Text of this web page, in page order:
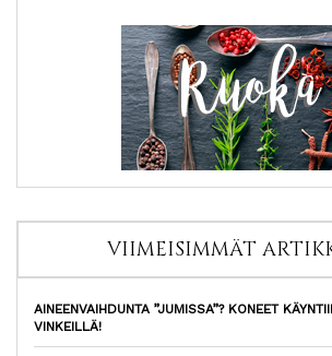
VIIMEISIMMÄT
AINEENVAIHDUNTA ”JUMISSA”? KONEET
VINKEILLÄ!